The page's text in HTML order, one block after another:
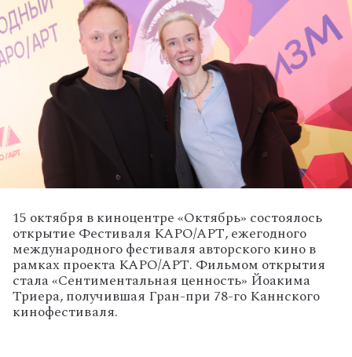
15 октября в киноцентре «Октябрь» состоялось
открытие Фестиваля КАРО/АРТ, ежегодного
международного фестиваля авторского кино в
рамках проекта КАРО/АРТ. Фильмом открытия
стала «Сентиментальная ценность» Йоакима
Триера, получившая Гран-при 78-го Каннского
кинофестиваля.